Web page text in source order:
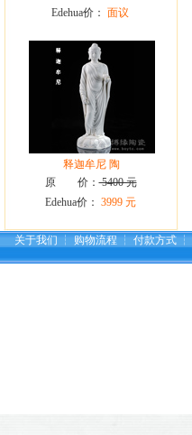
Edehua价： 面议
释迦牟尼 陶
原 价：5400 元
Edehua价： 3999 元
关于我们 ┆ 购物流程 ┆ 付款方式 ┆